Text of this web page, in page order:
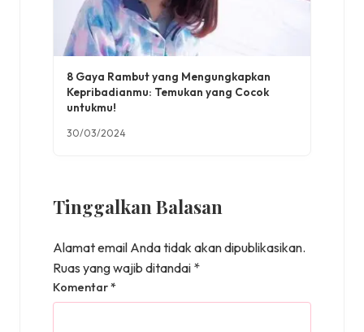
8 Gaya Rambut yang Mengungkapkan
Kepribadianmu: Temukan yang Cocok
untukmu!
30/03/2024
Tinggalkan Balasan
Alamat email Anda tidak akan dipublikasikan.
Ruas yang wajib ditandai *
Komentar*